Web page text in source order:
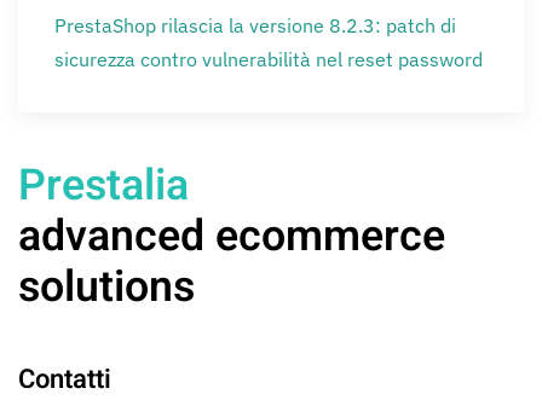
PrestaShop rilascia la versione 8.2.3: patch di
sicurezza contro vulnerabilità nel reset password
Prestalia
advanced ecommerce
solutions
Contatti